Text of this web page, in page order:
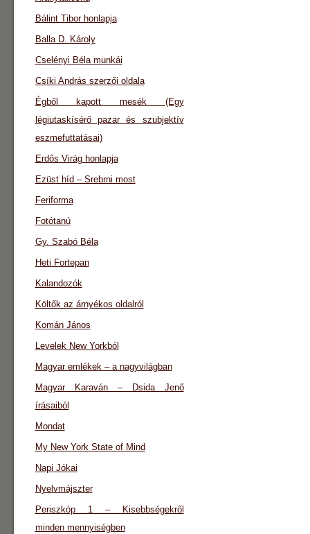
Bálint Tibor honlapja
Balla D. Károly
Cselényi Béla munkái
Csíki András szerzői oldala
Égből kapott mesék (Egy
légiutaskísérő pazar és szubjektív
eszmefuttatásai)
Erdős Virág honlapja
Ezüst híd – Srebrni most
Feriforma
Fotótanú
Gy. Szabó Béla
Heti Fortepan
Kalandozók
Költők az árnyékos oldalról
Komán János
Levelek New Yorkból
Magyar emlékek – a nagyvilágban
Magyar Karaván – Dsida Jenő
írásaiból
Mondat
My New York State of Mind
Napi Jókai
Nyelvmájszter
Periszkóp 1 – Kisebbségekről
minden mennyiségben